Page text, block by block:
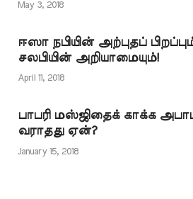
சென்று விடக் கூடாது
இறைவனது பரிசுகளை
எதிர்பார்த்தும்
இம்மார்க்கத்தில் இருக்க
அவர்களுக்காக
இம்மார்க்கத்தில் இருக்கக்
May 3, 2018
ஈஸா நபியின் அற்புதப்
சலபியின் அறியாமையும்!
April 11, 2018
பாபரி மஸ்ஜிதைக் காக்க
வராதது ஏன்?
January 15, 2018